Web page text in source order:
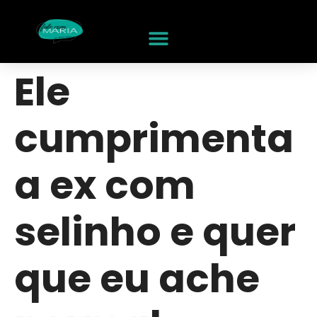
Ele
cumprimenta
a ex com
selinho e quer
que eu ache